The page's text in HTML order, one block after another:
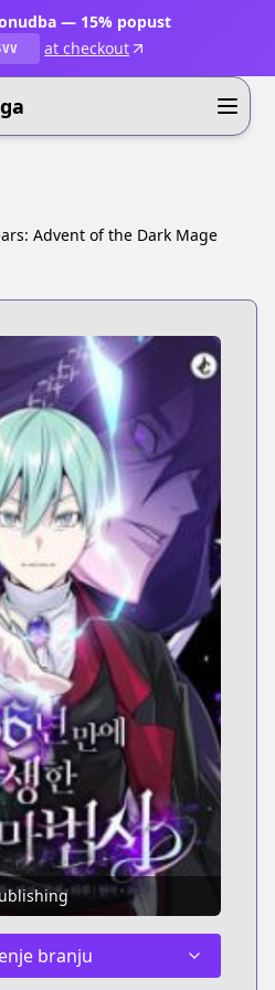
— 15% popust
at checkout
Advent of the Dark Mage
branju